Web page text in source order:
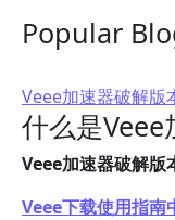
Popular
Veee加速器破解版
什么是Veee
Veee加速器破解版
Veee下载使用指南